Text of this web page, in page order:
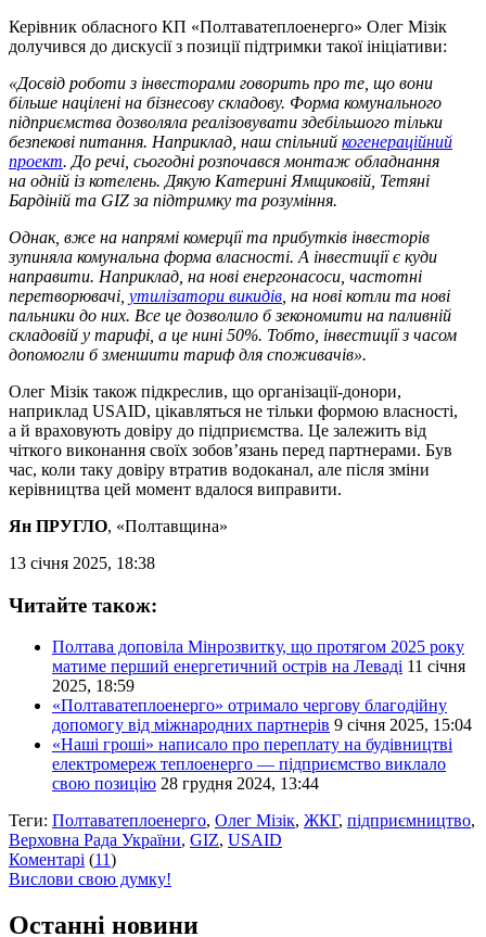
Керівник обласного КП «Полтаватеплоенерго» Олег Мізік
долучився до дискусії з позиції підтримки такої ініціативи:
«Досвід роботи з інвесторами говорить про те, що вони
більше націлені на бізнесову складову. Форма комунального
підприємства дозволяла реалізовувати здебільшого тільки
безпекові питання. Наприклад, наш спільний когенераційний
проект. До речі, сьогодні розпочався монтаж обладнання
на одній із котелень. Дякую Катерині Ямщиковій, Тетяні
Бардіній та GIZ за підтримку та розуміння.
Однак, вже на напрямі комерції та прибутків інвесторів
зупиняла комунальна форма власності. А інвестиції є куди
направити. Наприклад, на нові енергонасоси, частотні
перетворювачі, утилізатори викидів , на нові котли та нові
пальники до них. Все це дозволило б зекономити на паливній
складовій у тарифі, а це нині 50%. Тобто, інвестиції з часом
допомогли б зменшити тариф для споживачів».
Олег Мізік також підкреслив, що організації-донори,
наприклад USAID, цікавляться не тільки формою власності,
а й враховують довіру до підприємства. Це залежить від
чіткого виконання своїх зобов’язань перед партнерами. Був
час, коли таку довіру втратив водоканал, але після зміни
керівництва цей момент вдалося виправити.
Ян ПРУГЛО, «Полтавщина»
13 січня 2025, 18:38
Читайте також:
Полтава доповіла Мінрозвитку, що протягом 2025 року
матиме перший енергетичний острів на Леваді 11 січня
2025, 18:59
«Полтаватеплоенерго» отримало чергову благодійну
допомогу від міжнародних партнерів 9 січня 2025, 15:04
«Наші гроші» написало про переплату на будівництві
електромереж теплоенерго — підприємство виклало
свою позицію 28 грудня 2024, 13:44
Теги: Полтаватеплоенерго, Олег Мізік, ЖКГ, підприємництво,
Верховна Рада України, GIZ, USAID
Коментарі (11)
Вислови свою думку!
Останні новини